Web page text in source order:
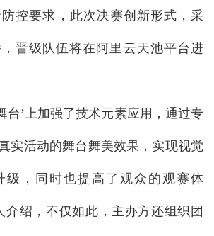
要求，此次决赛创新形式，采
晋级队伍将在阿里云天池平台进
’上加强了技术元素应用，通过专
实活动的舞台舞美效果，实现视觉
级，同时也提高了观众的观赛体
介绍，不仅如此，主办方还组织团